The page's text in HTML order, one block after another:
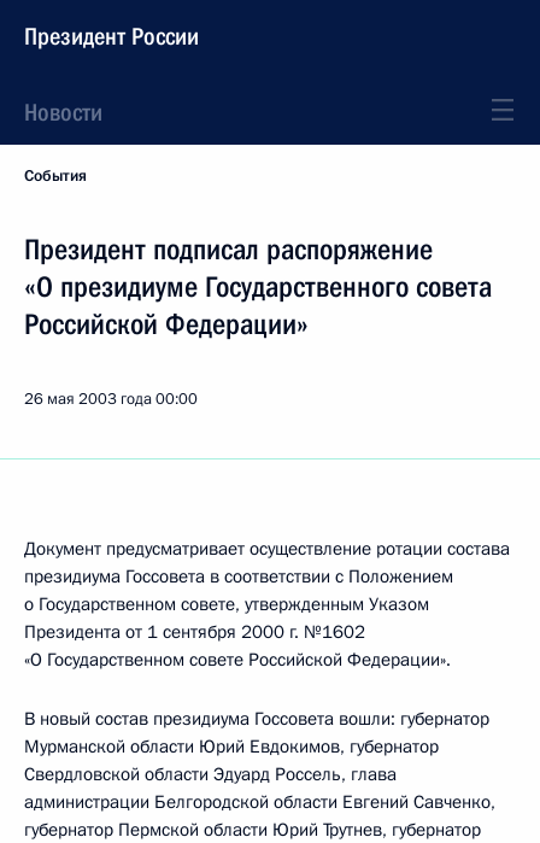
Президент России
Новости
События
Президент подписал распоряжение
«О президиуме Государственного совета
Российской Федерации»
26 мая 2003 года00:00
Документ предусматривает осуществление ротации состава
президиума Госсовета в соответствии с Положением
о Государственном совете, утвержденным Указом
Президента от 1 сентября 2000 г. №1602
«О Государственном совете Российской Федерации».
В новый состав президиума Госсовета вошли: губернатор
Мурманской области Юрий Евдокимов, губернатор
Свердловской области Эдуард Россель, глава
администрации Белгородской области Евгений Савченко,
губернатор Пермской области Юрий Трутнев, губернатор